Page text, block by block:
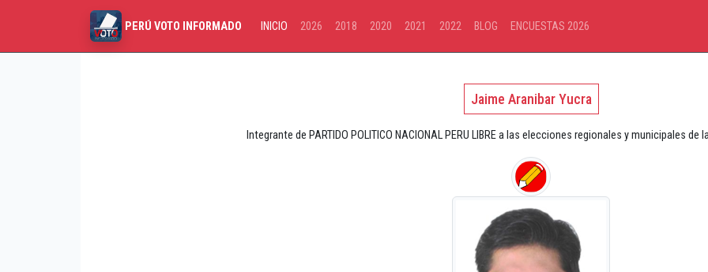
PERÚ VOTO INFORMADO INICIO 2026 2018 2020 2021 2022 BLOG ENCUESTAS 2026
Jaime Aranibar Yucra
Integrante de PARTIDO POLITICO NACIONAL PERU LIBRE a las elecciones regionales y municipales de